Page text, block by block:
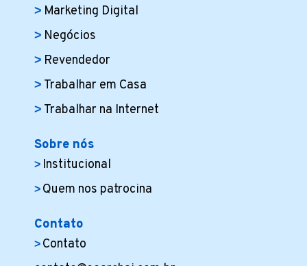
Marketing Digital
Negócios
Revendedor
Trabalhar em Casa
Trabalhar na Internet
Sobre nós
Institucional
Quem nos patrocina
Contato
Contato